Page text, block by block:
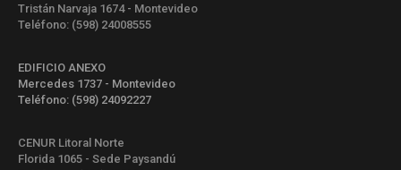
Tristán Narvaja 1674 - Montevideo
Teléfono: (598) 24008555
EDIFICIO ANEXO
Mercedes 1737 - Montevideo
Teléfono: (598) 24092227
CENUR Litoral Norte
Florida 1065 - Sede Paysandú